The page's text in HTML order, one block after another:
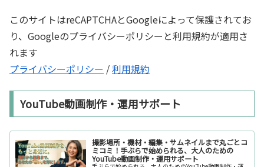
このサイトはreCAPTCHAとGoogleによって保護されてお
り、Googleのプライバシーポリシーと利用規約が適用さ
れます
プライバシーポリシー /利用規約
YouTube動画制作・運用サポート
撮影場所・機材・編集・サムネイルまで丸ごとコ
ミコミ！手ぶらで始められる、大人のための
YouTube動画制作・運用サポート